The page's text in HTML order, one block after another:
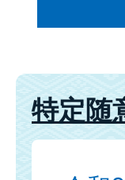
特定随